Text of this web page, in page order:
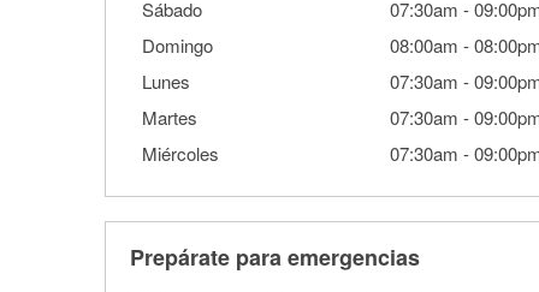
Sábado
07:30am -
Domingo
08:00am -
Lunes
07:30am -
Martes
07:30am -
Miércoles
07:30am -
Prepárate para emergencias